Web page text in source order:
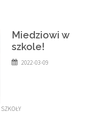
Miedziowi w
szkole!
2022-03-09
SZKOŁY